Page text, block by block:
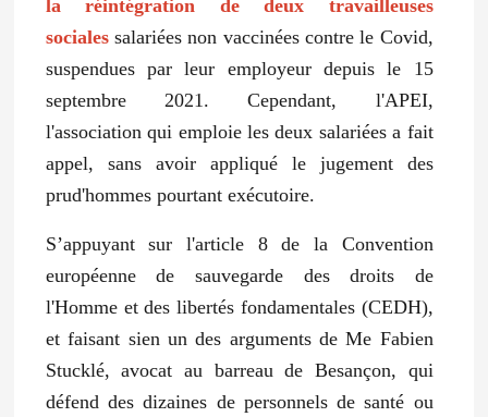
la réintégration de deux travailleuses
socialessalariées non vaccinées contre le Covid,
suspendues par leur employeur depuis le 15
septembre 2021. Cependant, l'APEI,
l'association qui emploie les deux salariées a fait
appel, sans avoir appliqué le jugement des
prud'hommes pourtant exécutoire.
S’appuyant sur l'article 8 de la Convention
européenne de sauvegarde des droits de
l'Homme et des libertés fondamentales (CEDH),
et faisant sien un des arguments de Me Fabien
Stucklé, avocat au barreau de Besançon, qui
défend des dizaines de personnels de santé ou